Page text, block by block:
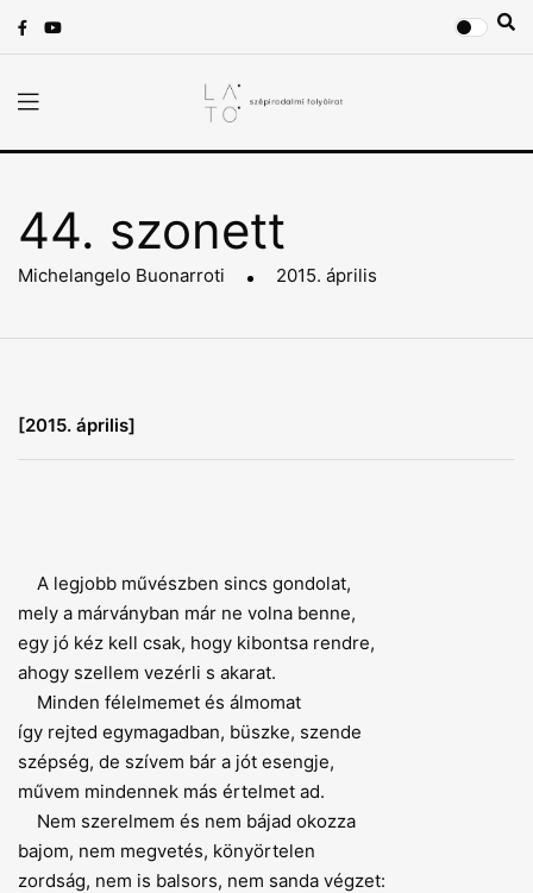
44. szonett
Michelangelo Buonarroti 2015. április
[2015. április]
A legjobb művészben sincs gondolat,
mely a márványban már ne volna benne,
egy jó kéz kell csak, hogy kibontsa rendre,
ahogy szellem vezérli s akarat.
Minden félelmemet és álmomat
így rejted egymagadban, büszke, szende
szépség, de szívem bár a jót esengje,
művem mindennek más értelmet ad.
Nem szerelmem és nem bájad okozza
bajom, nem megvetés, könyörtelen
zordság, nem is balsors, nem sanda végzet: